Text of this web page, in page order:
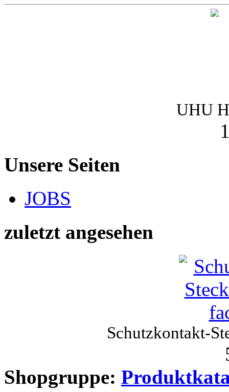
UHU
Unsere Seiten
JOBS
zuletzt angesehen
Schutzkontakt-
Shopgruppe: